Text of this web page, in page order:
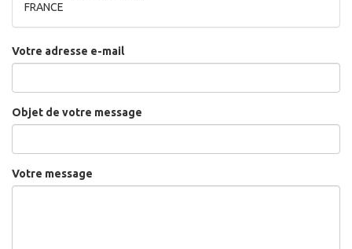
FRANCE
Votre adresse e-mail
Objet de votre message
Votre message